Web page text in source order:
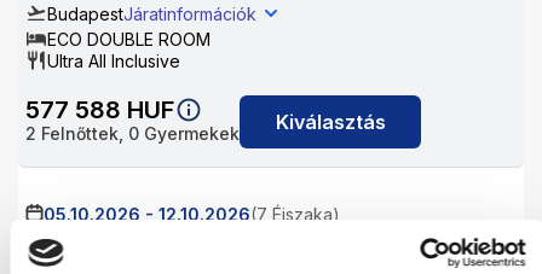
BudapestJáratinformációk
ECO DOUBLE ROOM
Ultra All Inclusive
577 588 HUF
2 Felnőttek, 0 Gyermekek Kiválasztás
05.10.2026 - 12.10.2026(7 Éjszaka)
Budapest
ECO DOUBLE ROOM